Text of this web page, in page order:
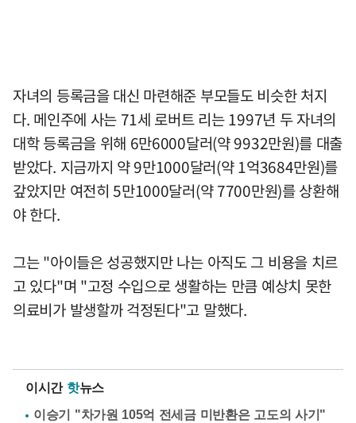
자녀의 등록금을 대신 마련해준 부모들도 비슷한 처지
다. 메인주에 사는 71세 로버트 리는 1997년 두 자녀의
대학 등록금을 위해 6만6000달러(약 9932만원)를 대출
받았다. 지금까지 약 9만1000달러(약 1억3684만원)를
갚았지만 여전히 5만1000달러(약 7700만원)를 상환해
야 한다.
그는 "아이들은 성공했지만 나는 아직도 그 비용을 치르
고 있다"며 "고정 수입으로 생활하는 만큼 예상치 못한
의료비가 발생할까 걱정된다"고 말했다.
이시간 핫뉴스
이승기 "차가원 105억 전세금 미반환은 고도의 사기"